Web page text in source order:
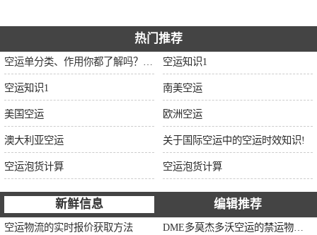
热门推荐
空运知识1
空运知识1 南美空运
美国空运 欧洲空运
澳大利亚空运 关于国际空运中的空运时效知识!
空运泡货计算 空运泡货计算
新鲜信息 编辑推荐
空运物流的实时报价获取方法
中东空运
非洲空运
南美空运